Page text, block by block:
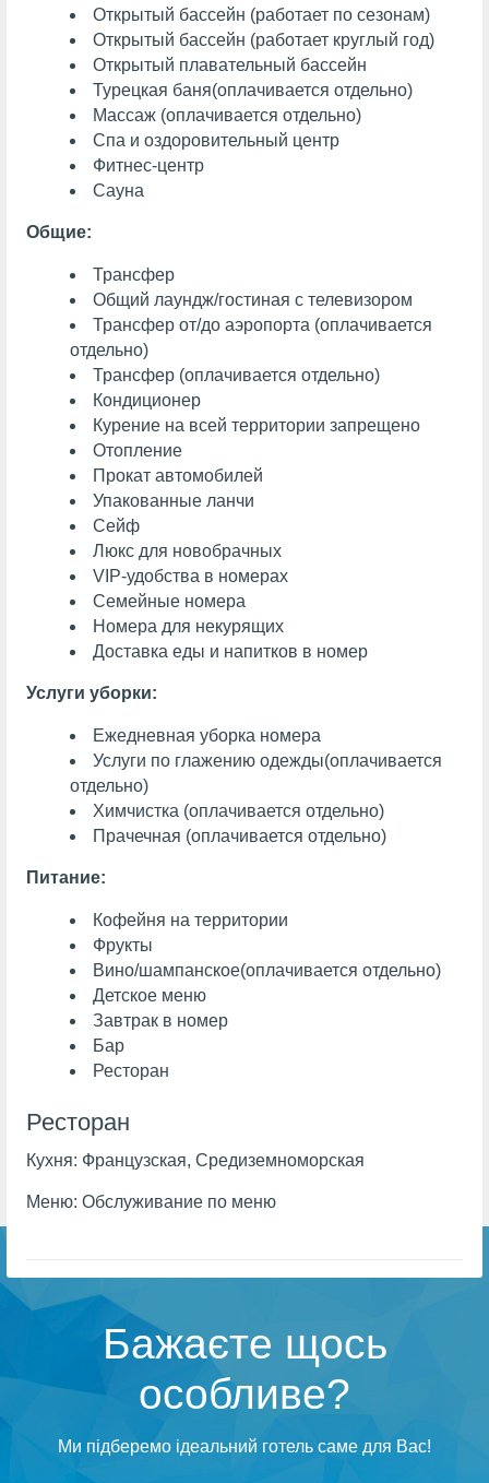
Открытый бассейн (работает по сезонам)
Открытый бассейн (работает круглый год)
Открытый плавательный бассейн
Турецкая баня(оплачивается отдельно)
Массаж (оплачивается отдельно)
Спа и оздоровительный центр
Фитнес-центр
Сауна
Общие:
Трансфер
Общий лаундж/гостиная с телевизором
Трансфер от/до аэропорта (оплачивается
отдельно)
Трансфер (оплачивается отдельно)
Кондиционер
Курение на всей территории запрещено
Отопление
Прокат автомобилей
Упакованные ланчи
Сейф
Люкс для новобрачных
VIP-удобства в номерах
Семейные номера
Номера для некурящих
Доставка еды и напитков в номер
Услуги уборки:
Ежедневная уборка номера
Услуги по глажению одежды(оплачивается
отдельно)
Химчистка (оплачивается отдельно)
Прачечная (оплачивается отдельно)
Питание:
Кофейня на территории
Фрукты
Вино/шампанское(оплачивается отдельно)
Детское меню
Завтрак в номер
Бар
Ресторан
Ресторан
Кухня: Французская, Средиземноморская
Меню: Обслуживание по меню
Бажаєте щось
особливе?
Ми підберемо ідеальний готель саме для Вас!